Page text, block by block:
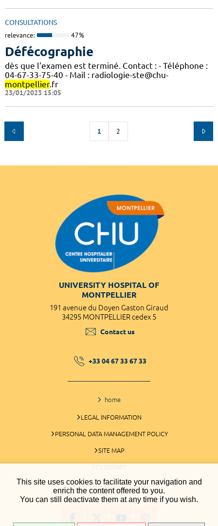
This site uses cookies to facilitate your navigation and
enrich the content offered to you.
You can still deactivate them at any time if you wish.
CONSULTATIONS
relevance: 47%
Défécographie
dès que l'examen est terminé. Contact : - Téléphone :
04-67-33-75-40 - Mail : radiologie-ste@chu-
montpellier.fr
23/01/2023 15:05
1 2
UNIVERSITY HOSPITAL OF
MONTPELLIER
191 avenue du Doyen Gaston Giraud
34295 MONTPELLIER cedex 5
Contact us
+33 04 67 33 67 33
home
LEGAL INFORMATION
PERSONAL DATA MANAGEMENT POLICY
SITE MAP
GLOSSARY
COOKIES MANAGEMENT